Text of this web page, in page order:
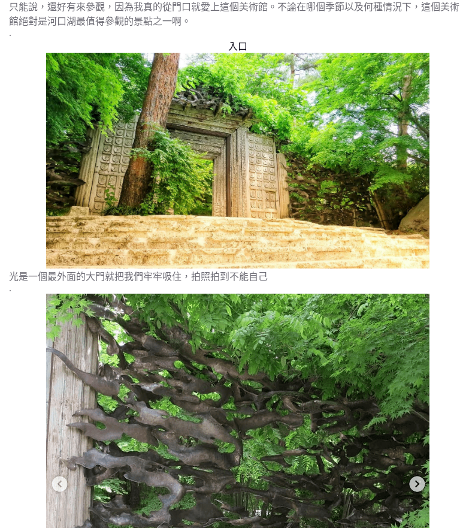
只能說，還好有來參觀，因為我真的從門口就愛上這個美術館。不論在哪個季節以及何種情況下，這個美術
館絕對是河口湖最值得參觀的景點之一啊。
.
入口
光是一個最外面的大門就把我們牢牢吸住，拍照拍到不能自己
.